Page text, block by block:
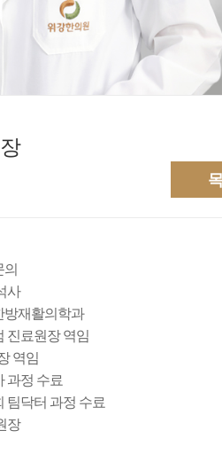
사
방재활의학과
진료원장 역임
역임
과정 수료
팀닥터 과정 수료
장